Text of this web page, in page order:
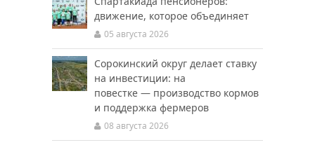
движение, которое объединяет
05 августа 2026
Сорокинский округ делает ставку
на инвестиции: на
повестке — производство кормов
и поддержка фермеров
08 августа 2026